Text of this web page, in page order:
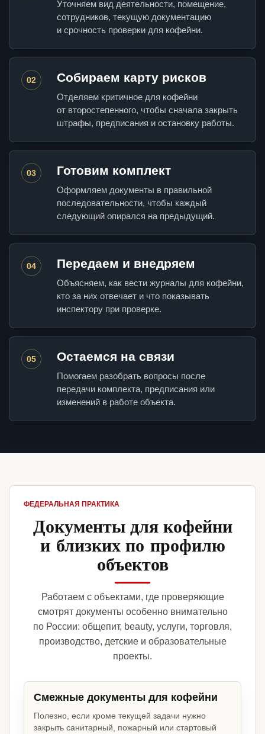
Уточняем вид деятельности, помещение,
сотрудников, текущую документацию
и срочность проверки для кофейни.
02 Собираем карту рисков
Отделяем критичное для кофейни
от второстепенного, чтобы сначала закрыть
штрафы, предписания и остановку работы.
03 Готовим комплект
Оформляем документы в правильной
последовательности, чтобы каждый
следующий опирался на предыдущий.
04 Передаем и внедряем
Объясняем, как вести журналы для кофейни,
кто за них отвечает и что показывать
инспектору при проверке.
05 Остаемся на связи
Помогаем разобрать вопросы после
передачи комплекта, предписания или
изменений в работе объекта.
ФЕДЕРАЛЬНАЯ ПРАКТИКА
Документы для кофейни
и близких по профилю
объектов
Работаем с объектами, где проверяющие
смотрят документы особенно внимательно
по России: общепит, beauty, услуги, торговля,
производство, детские и образовательные
проекты.
Смежные документы для кофейни
Полезно, если кроме текущей задачи нужно
закрыть санитарный, пожарный или стартовый